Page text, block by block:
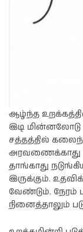
ஆழ்ந்த உறக்கத்தில்
இடி
சத்தத்தில்
அரவணைக்காது
தாங்காது
இருக்கும்.
வேண்டும். நேரம்
நினைத்தாலும்